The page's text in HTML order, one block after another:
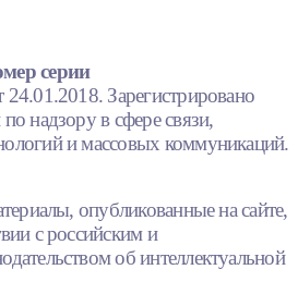
серии
Зарегистрировано
надзору в сфере связи,
и массовых коммуникаций.
опубликованные на сайте,
с российским и
об интеллектуальной